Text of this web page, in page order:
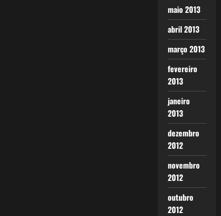
maio 2013
abril 2013
março 2013
fevereiro
2013
janeiro
2013
dezembro
2012
novembro
2012
outubro
2012